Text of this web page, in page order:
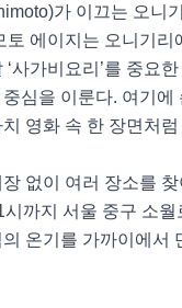
가 이끄는 오니
토 에이지는 오니기
‘사가비요리’를 중요
심을 이룬다. 여기
치 영화 속 한 장면처
장 없이 여러 장소를
시까지 서울 중구 소
온기를 가까이에서